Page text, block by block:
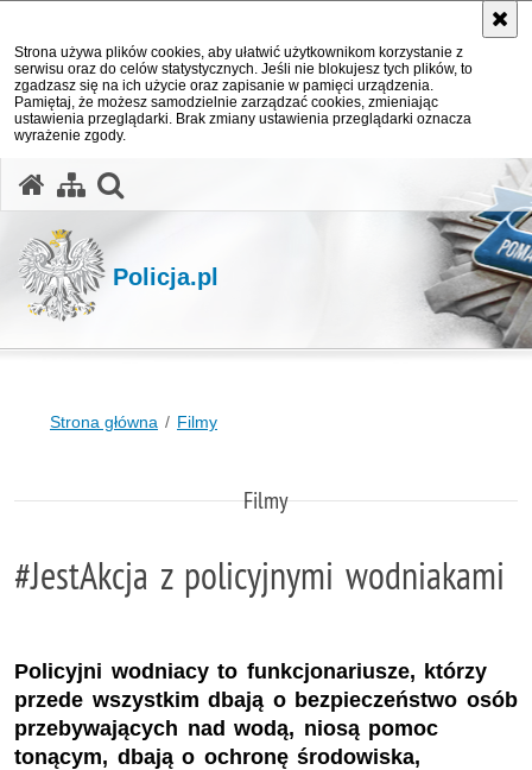
Strona używa plików cookies, aby ułatwić użytkownikom korzystanie z
serwisu oraz do celów statystycznych. Jeśli nie blokujesz tych plików, to
zgadzasz się na ich użycie oraz zapisanie w pamięci urządzenia.
Pamiętaj, że możesz samodzielnie zarządzać cookies, zmieniając
ustawienia przeglądarki. Brak zmiany ustawienia przeglądarki oznacza
wyrażenie zgody.
Policja.pl
Strona główna Filmy
Filmy
#JestAkcja z policyjnymi wodniakami
Policyjni wodniacy to funkcjonariusze, którzy
przede wszystkim dbają o bezpieczeństwo osób
przebywających nad wodą, niosą pomoc
tonącym, dbają o ochronę środowiska,